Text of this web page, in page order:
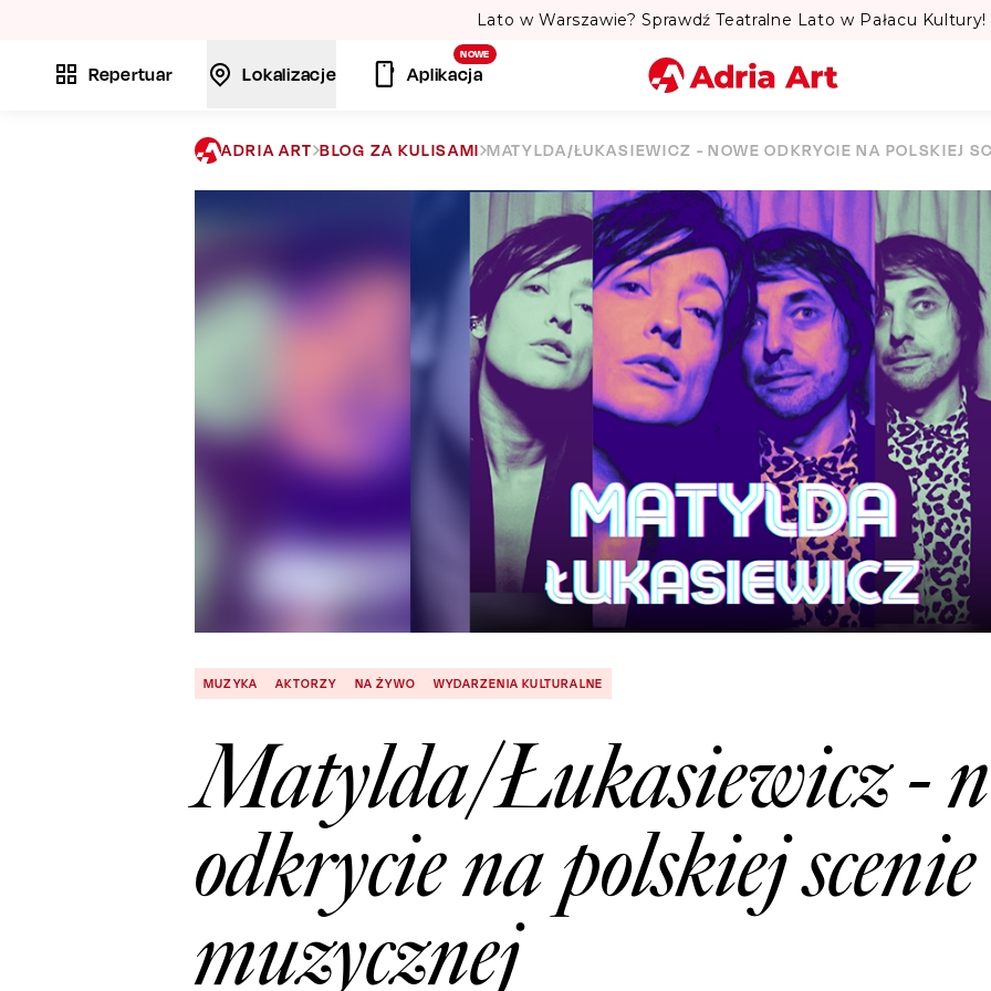
Lato w Warszawie? Sprawdź Teatralne Lato w Pałacu
Repertuar Lokalizacje
NOWE
Aplikacja
Miasto
Kategoria
Szukaj
ADRIA ART BLOG ZA KULISAMI MATYLDA/ŁUKASIEWICZ - NOWE ODKRYCIE NA POLSKIEJ
MUZYKA AKTORZY NA ŻYWO WYDARZENIA KULTURALNE
Matylda/Łukasiewicz -
odkrycie na polskiej scenie
muzycznej